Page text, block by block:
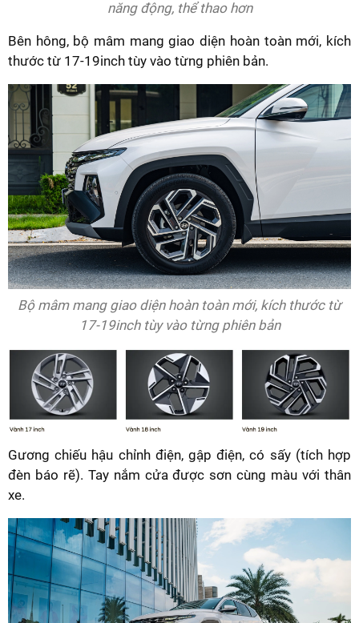
năng động, thể thao hơn
Bên hông, bộ mâm mang giao diện hoàn toàn mới, kích
thước từ 17-19inch tùy vào từng phiên bản.
Bộ mâm mang giao diện hoàn toàn mới, kích thước từ
17-19inch tùy vào từng phiên bản
Gương chiếu hậu chỉnh điện, gập điện, có sấy (tích hợp
đèn báo rẽ). Tay nắm cửa được sơn cùng màu với thân
xe.